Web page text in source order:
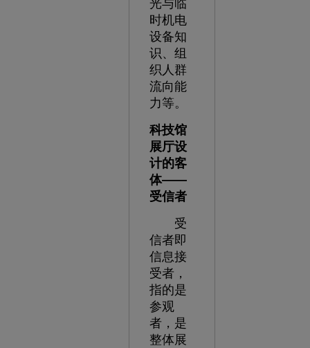
光与临
时机电
设备知
识、组
织人群
流向能
力等。
科技馆
展厅设
计的客
体——
受信者
受
信者即
信息接
受者，
指的是
参观
者，是
整体展